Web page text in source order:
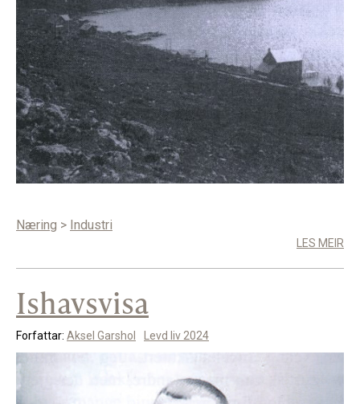
Næring > Industri
LES MEIR
Ishavsvisa
Forfattar: Aksel Garshol Levd liv 2024